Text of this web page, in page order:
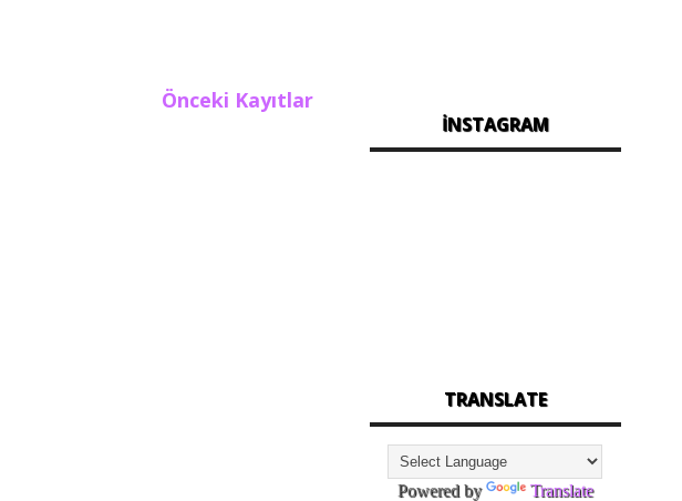
Önceki Kayıtlar
İNSTAGRAM
TRANSLATE
Powered by Translate